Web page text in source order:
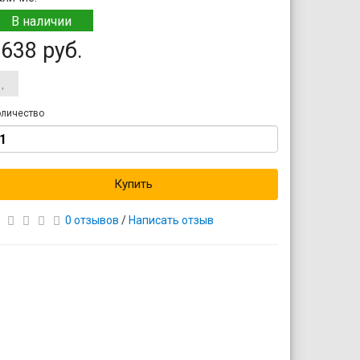
В наличии
руб.
Купить
0 отзывов / Написать отзыв